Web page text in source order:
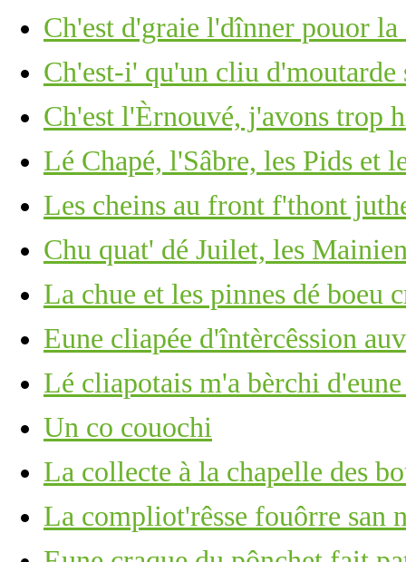
Ch'est d'graie l'dînner pouor
Ch'est-i' qu'un cliu d'moutarde
Ch'est l'Èrnouvé, j'avons trop
Lé Chapé, l'Sâbre, les Pids et
Les cheins au front f'thont
Chu quat' dé Juilet, les
La chue et les pinnes dé boeu
Eune cliapée d'întèrcêssion
Lé cliapotais m'a bèrchi
Un co couochi
La collecte à la chapelle des
La compliot'rêsse fouôrre san